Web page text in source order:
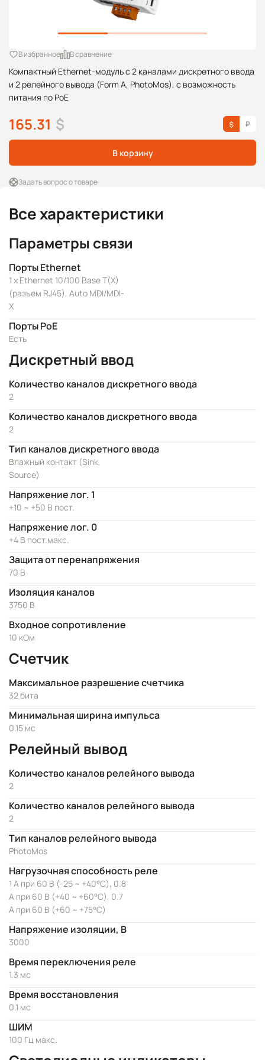
Компактный Ethernet-модуль с 2 каналами дискретного ввода
и 2 релейного вывода (Form A, PhotoMos), с возможность
питания по PoE
В избранное В сравнение
165.31 $
В корзину
Задать вопрос о товаре
Все характеристики
Параметры связи
Порты Ethernet
1 x Ethernet 10/100 Base T(X)
(разъем RJ45), Auto MDI/MDI-
X
Порты PoE
Есть
Дискретный ввод
Количество каналов дискретного ввода
2
Количество каналов дискретного ввода
2
Тип каналов дискретного ввода
Влажный контакт (Sink,
Source)
Напряжение лог. 1
+10 ~ +50 В пост.
Напряжение лог. 0
+4 В пост.макс.
Защита от перенапряжения
70 В
Изоляция каналов
3750 В
Входное сопротивление
10 кОм
Счетчик
Максимальное разрешение счетчика
32 бита
Минимальная ширина импульса
0.15 мс
Релейный вывод
Количество каналов релейного вывода
2
Количество каналов релейного вывода
2
Тип каналов релейного вывода
PhotoMos
Нагрузочная способность реле
1 А при 60 В (-25 ~ +40°C), 0.8
А при 60 В (+40 ~ +60°C), 0.7
А при 60 В (+60 ~ +75°C)
Напряжение изоляции, В
3000
Время переключения реле
1.3 мс
Время восстановления
0.1 мс
ШИМ
100 Гц макс.